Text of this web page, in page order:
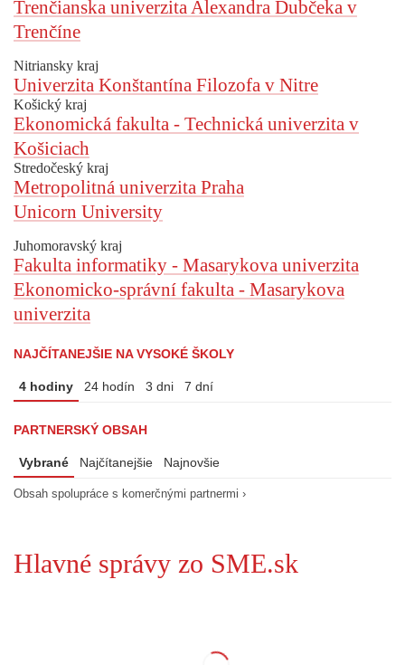
Trenčianska univerzita Alexandra Dubčeka v
Trenčíne
Nitriansky kraj
Univerzita Konštantína Filozofa v Nitre
Košický kraj
Ekonomická fakulta - Technická univerzita v
Košiciach
Stredočeský kraj
Metropolitná univerzita Praha
Unicorn University
Juhomoravský kraj
Fakulta informatiky - Masarykova univerzita
Ekonomicko-správní fakulta - Masarykova
univerzita
NAJČÍTANEJŠIE NA VYSOKÉ ŠKOLY
4 hodiny 24 hodín 3 dni 7 dní
PARTNERSKÝ OBSAH
Vybrané Najčítanejšie Najnovšie
Obsah spolupráce s komerčnými partnermi ›
Hlavné správy zo SME.sk